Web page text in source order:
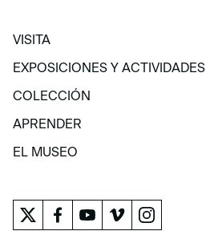
VISITA
VISITA
EXPOSICIONES Y ACTIVIDADES
EXPOSICIONES Y ACTIVIDADES
COLECCIÓN
COLECCIÓN
APRENDER
APRENDER
EL MUSEO